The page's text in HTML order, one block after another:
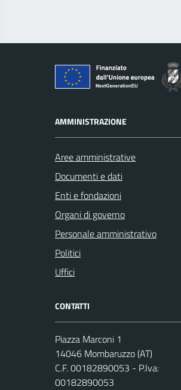
AMMINISTRAZIONE
Aree amministrative
Documenti e dati
Enti e fondazioni
Organi di governo
Personale amministrativo
Politici
Uffici
CONTATTI
Piazza Marconi 1
14046 Mombaruzzo (AT)
C.F. 00182890053 - P.Iva:
00182890053